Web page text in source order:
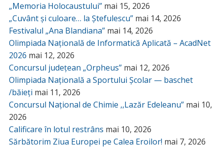
„Memoria Holocaustului” mai 15, 2026
„Cuvânt și culoare… la Ștefulescu” mai 14, 2026
Festivalul „Ana Blandiana” mai 14, 2026
Olimpiada Națională de Informatică Aplicată – AcadNet
2026 mai 12, 2026
Concursul județean „Orpheus” mai 12, 2026
Olimpiada Națională a Sportului Școlar — baschet
/băieți mai 11, 2026
Concursul Național de Chimie ,,Lazăr Edeleanu” mai 10,
2026
Calificare în lotul restrâns mai 10, 2026
Sărbătorim Ziua Europei pe Calea Eroilor! mai 7, 2026